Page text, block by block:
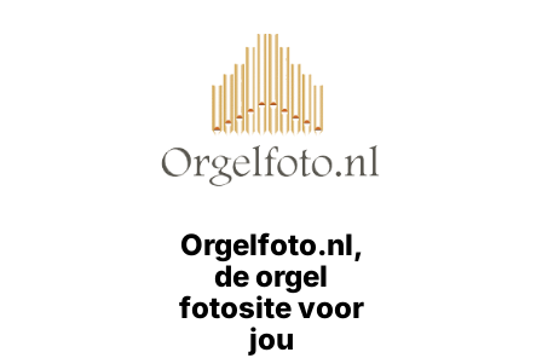
Orgelfoto.nl,
de orgel
fotosite voor
jou